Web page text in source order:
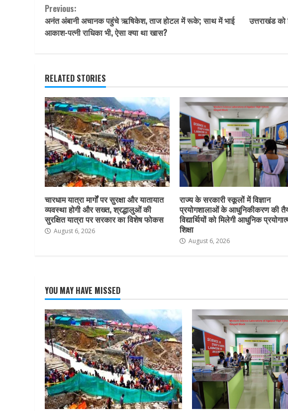
Continue
Reading
Previous:
अनंत अंबानी अचानक पहुंचे ऋषिकेश, ताज होटल में रूके; साथ में भाई
आकाश-पत्नी राधिका भी, ऐसा क्या था खास?
उत्तराखंड
RELATED STORIES
चारधाम यात्रा मार्गों पर सुरक्षा और यातायात
व्यवस्था होगी और सख्त, श्रद्धालुओं की
सुरक्षित यात्रा पर सरकार का विशेष फोकस
August 6, 2026
राज्य के सरकारी स्कूलों में विज्ञान
प्रयोगशालाओं के आधुनिकीकरण की
विद्यार्थियों को मिलेगी आधुनिक
शिक्षा
August 6, 2026
YOU MAY HAVE MISSED